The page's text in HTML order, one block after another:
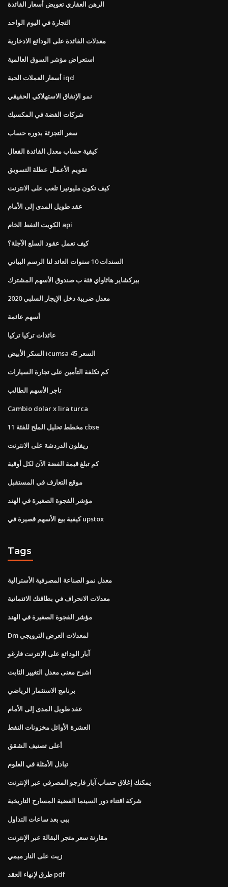
الرهن العقاري تعويض أسعار الفائدة
التجارة في اليوم الواحد
معدلات الفائدة على الودائع الادخارية
استعراض مؤشر السوق العالمية
أسعار العملات الحية iqd
نمو الإنفاق الاستهلاكي الحقيقي
شركات الفضة في المكسيك
سعر التجزئة بدوره حساب
كيفية حساب معدل الفائدة الفعال
تقويم الأعمال عطلة التسويق
كيف تكون مليونيرا تلعب على الانترنت
عقد طويل المدى إلى الأمام
الكويت النفط الخام api
كيف تعمل عقود السلع الآجلة؟
السندات 10 سنوات العائد لنا الرسم البياني
بيركشاير هاثاواي فئة ب صندوق الأسهم المشترك
معدل ضريبة دخل الإيجار السلبي 2020
أسهم عائمة
عائدات تركيا تركيا
السكر الأبيض icumsa 45 السعر
كم تكلفة التأمين على تجارة السيارات
تاجر الأسهم الطالب
Cambio dolar x lira turca
مخطط تحليل الملح للفئة 11 cbse
ريفلون الدردشة على الانترنت
كم تبلغ قيمة الفضة الآن لكل أوقية
موقع التعارف في المستقبل
مؤشر الفجوة الصغيرة في الهند
كيفية بيع الأسهم قصيرة في upstox
Tags
معدل نمو الصناعة المصرفية الأسترالية
معدلات الانحراف في بطاقتك الائتمانية
مؤشر الفجوة الصغيرة في الهند
Dm لمعدلات العرض الترويجي
آبار الودائع على الإنترنت فارغو
اشرح معنى معدل التغيير الثابت
برنامج الاستثمار الرياضي
عقد طويل المدى إلى الأمام
العشرة الأوائل مخزونات النفط
أعلى تصنيف الشقق
تبادل الأمثلة في العلوم
يمكنك إغلاق حساب آبار فارجو المصرفي عبر الإنترنت
شركة اقتناء دور السينما الفضية المسارح التاريخية
ببي بعد ساعات التداول
مقارنة سعر متجر البقالة عبر الإنترنت
زيت على النار ميمي
طرق لإنهاء العقد pdf